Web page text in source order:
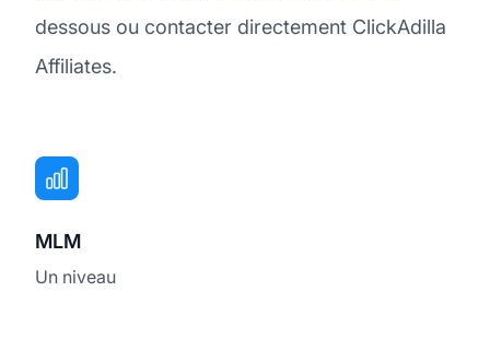
dessous ou contacter directement ClickAdilla
Affiliates.
MLM
Un niveau